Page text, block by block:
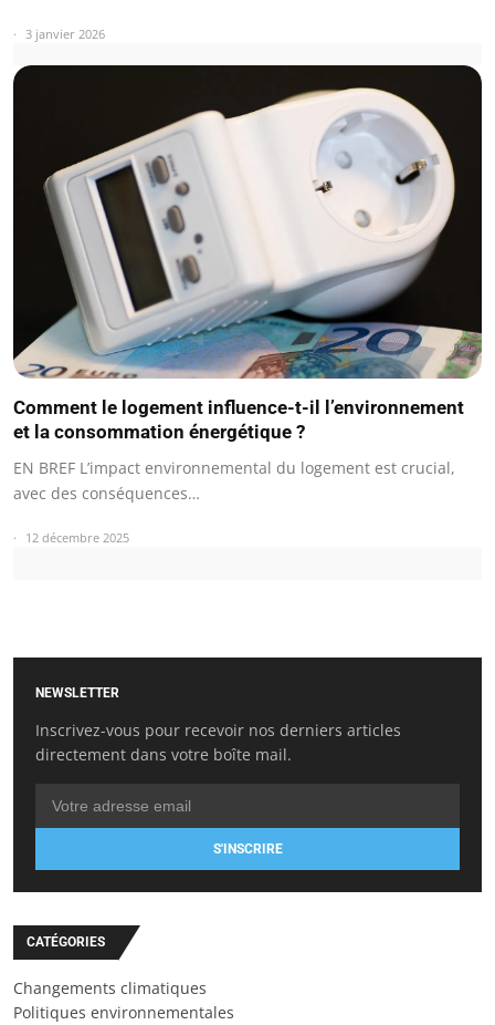
3 janvier 2026
Comment le logement influence-t-il l’environnement
et la consommation énergétique ?
EN BREF L’impact environnemental du logement est crucial,
avec des conséquences…
12 décembre 2025
NEWSLETTER
Inscrivez-vous pour recevoir nos derniers articles
directement dans votre boîte mail.
S'INSCRIRE
CATÉGORIES
Changements climatiques
Politiques environnementales